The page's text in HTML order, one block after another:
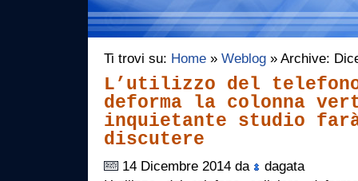
Ti trovi su: Home » Weblog » Archive:
L’utilizzo del
deforma la colonna
inquietante studio
discutere
14 Dicembre 2014 da
dagata